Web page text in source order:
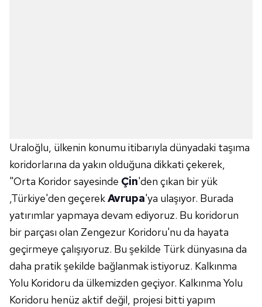
Uraloğlu, ülkenin konumu itibarıyla dünyadaki taşıma
koridorlarına da yakın olduğuna dikkati çekerek,
"Orta Koridor sayesinde Çin'den çıkan bir yük
,Türkiye'den geçerekAvrupa'ya ulaşıyor. Burada
yatırımlar yapmaya devam ediyoruz. Bu koridorun
bir parçası olan Zengezur Koridoru'nu da hayata
geçirmeye çalışıyoruz. Bu şekilde Türk dünyasına da
daha pratik şekilde bağlanmak istiyoruz. Kalkınma
Yolu Koridoru da ülkemizden geçiyor. Kalkınma Yolu
Koridoru henüz aktif değil, projesi bitti yapım